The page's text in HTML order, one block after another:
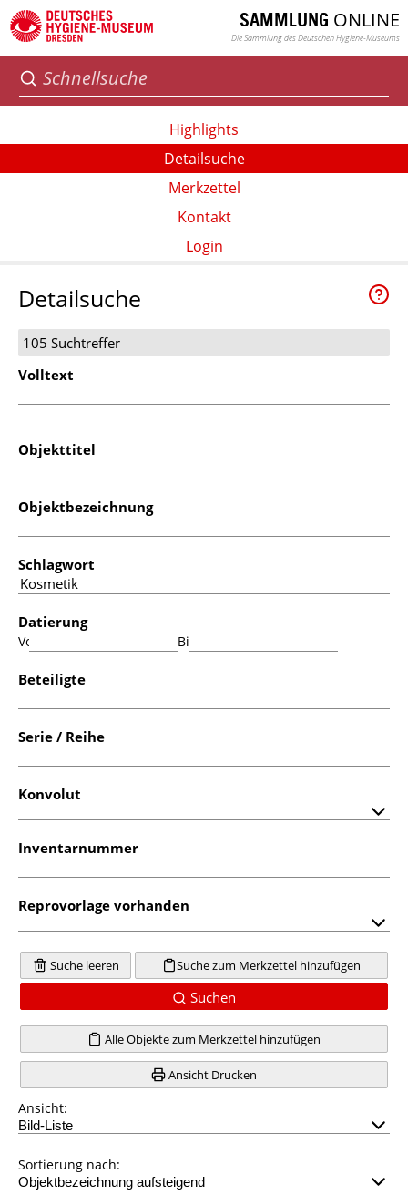
SAMMLUNG ONLINE
Die Sammlung des Deutschen Hygiene-Museums
Highlights
Detailsuche
Merkzettel
Kontakt
Login
Detailsuche
105 Suchtreffer
Volltext
Objekttitel
Objektbezeichnung
Schlagwort
Datierung
Von: Bis:
Beteiligte
Serie / Reihe
Konvolut
Inventarnummer
Reprovorlage vorhanden
Suche leeren Suche zum Merkzettel hinzufügen
Suchen
Alle Objekte zum Merkzettel hinzufügen
Ansicht Drucken
Ansicht:
Sortierung nach: